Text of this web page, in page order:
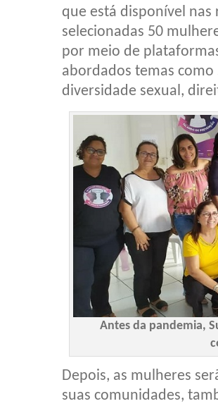
que está disponível nas
selecionadas 50
por meio de
abordados temas
diversidade sexual,
Antes da pandemia,
Depois, as mulheres
suas comunidades,